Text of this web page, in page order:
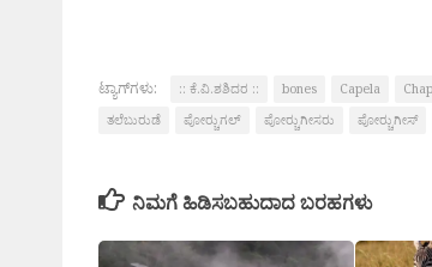
ಟ್ಯಾಗ್‌ಗಳು: :: ಕೆ.ವಿ.ಶಶಿದರ :: bones Capela
ತಲೆಬುರುಡೆ
ಪೋರ್‍ಚುಗಲ್ ಪೋರ್‍ಚುಗೀಸರು ಪೋರ‍್ಚುಗೀಸ್
ನಿಮಗೆ ಹಿಡಿಸಬಹುದಾದ ಬರಹಗಳು